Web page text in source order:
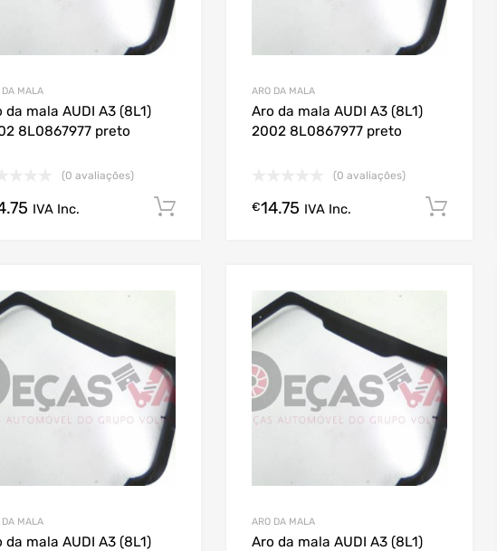
DA MALA
da mala AUDI A3 (8L1)
8L0867977 preto
(0 avaliações)
IVA Inc. Comprar Agora!
ARO DA MALA
Aro da mala AUDI A3 (8L1)
2002 8L0867977 preto
(0 avaliações)
€14.75 IVA Inc.
DA MALA
da mala AUDI A3 (8L1)
ARO DA MALA
Aro da mala AUDI A3 (8L1)